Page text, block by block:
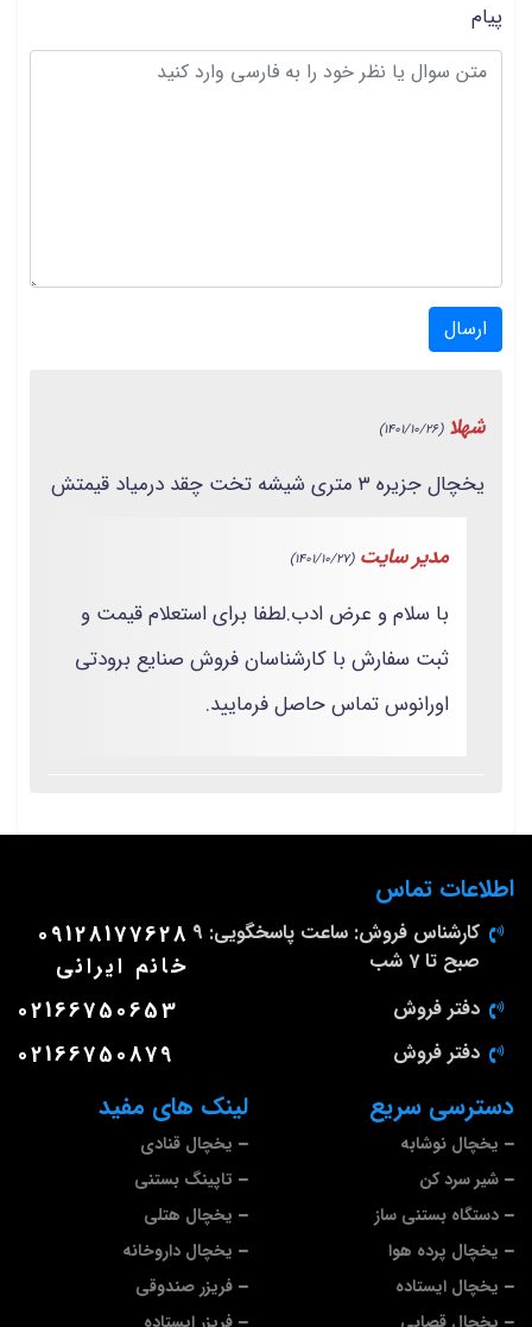
پیام
ارسال
شهلا (1401/10/26)
یخچال جزیره ۳ متری شیشه تخت چقد درمیاد قیمتش
مدیر سایت (1401/10/27)
با سلام و عرض ادب.لطفا برای استعلام قیمت و
ثبت سفارش با کارشناسان فروش صنایع برودتی
اورانوس تماس حاصل فرمایید.
لینک های مفید
یخچال قنادی
تاپینگ بستنی
یخچال هتلی
یخچال داروخانه
فریزر صندوقی
دسترسی سریع
یخچال نوشابه
شیر سرد کن
دستگاه بستنی ساز
یخچال پرده هوا
یخچال ایستاده
اطلاعات تماس
کارشناس فروش: ساعت پاسخگویی: 9
صبح تا 7 شب
09128177628
خانم ایرانی
دفتر فروش 02166750653
دفتر فروش 02166750879